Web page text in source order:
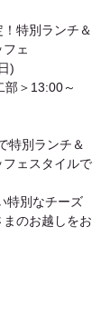
特別ランチ＆
ェ
日)
部＞13:00～
特別ランチ＆
ェスタイルで
のお越しをお